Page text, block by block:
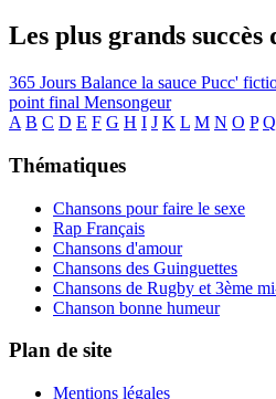
Les plus grands
365 Jours Balance la sauce Pucc'
point final Mensongeur
A B C D E F G H I J K L M N O P Q
Thématiques
Chansons pour faire le sexe
Rap Français
Chansons d'amour
Chansons des Guinguettes
Chansons de Rugby et 3ème
Chanson bonne humeur
Plan de site
Mentions légales